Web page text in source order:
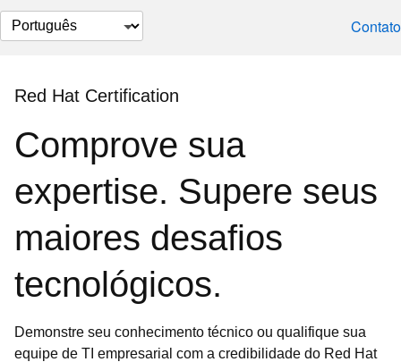
Selecionar
idioma
Contato
Red Hat Certification
Comprove sua
expertise. Supere seus
maiores desafios
tecnológicos.
Demonstre seu conhecimento técnico ou qualifique sua
equipe de TI empresarial com a credibilidade do Red Hat